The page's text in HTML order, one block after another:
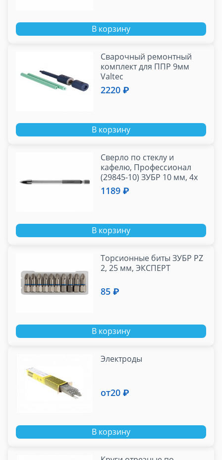
В корзину
Сварочный ремонтный
комплект для ППР 9мм
Valtec
2220 ₽
В корзину
Сверло по стеклу и
кафелю, Профессионал
(29845-10) ЗУБР 10 мм, 4х
кромка, HEX 1/4
1189 ₽
В корзину
Торсионные биты ЗУБР PZ
2, 25 мм, ЭКСПЕРТ
85 ₽
В корзину
Электроды
от20 ₽
В корзину